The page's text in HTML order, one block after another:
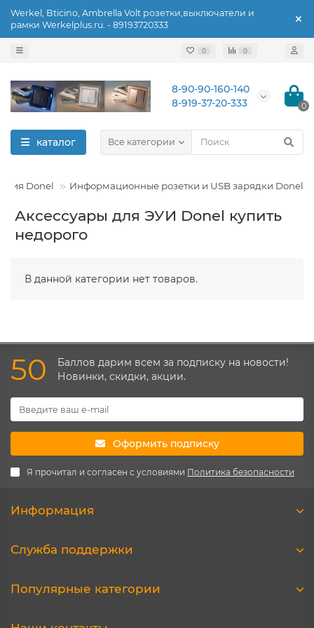
Werkel, Bticino, Ambrella Volt розетки,выключатели и
рамки Werkelplus.ru. - 89193720333
0 0
8-90-90-160-140
8-919-37-20-333
0
каталог Все категории
Donel Информационные розетки и USB зарядки Donel
Аксессуары для ЭУИ Donel купить
недорого
В данной категории нет товаров.
50
Баллов дарим всем за подписку на новости!
Новинки, скидки, акции.
Оформить подписку
Я прочитал и согласен с условиями Политика безопасности
Информация
Служба поддержки
Популярные категории